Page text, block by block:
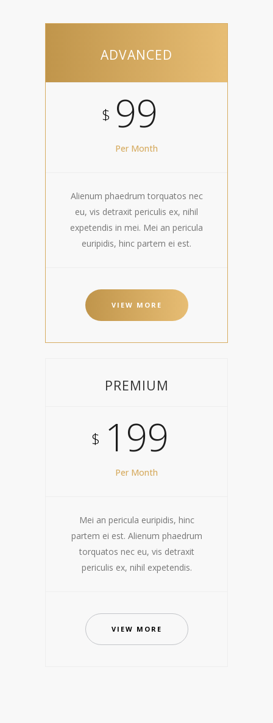
ADVANCED
$ 99
Per Month
Alienum phaedrum torquatos nec
eu, vis detraxit periculis ex, nihil
expetendis in mei. Mei an pericula
euripidis, hinc partem ei est.
VIEW MORE
PREMIUM
$ 199
Per Month
Mei an pericula euripidis, hinc
partem ei est. Alienum phaedrum
torquatos nec eu, vis detraxit
periculis ex, nihil expetendis.
VIEW MORE